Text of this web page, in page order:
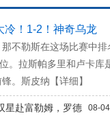
冷！1-2！神奇乌龙
那不勒斯在这场比赛中排
。拉斯帕多里和卢卡库
。斯皮纳【详细】
星赴富勒姆，罗德
08-04